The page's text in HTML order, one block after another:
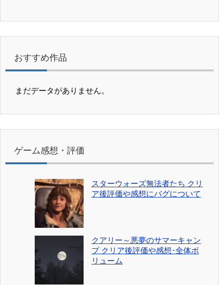
おすすめ作品
まだデータがありません。
ゲーム感想・評価
スターウォーズ無法者たち クリ
ア後評価や感想にバグについて
クアリー～悪夢のサマーキャン
プ クリア後評価や感想･全体ボ
リューム